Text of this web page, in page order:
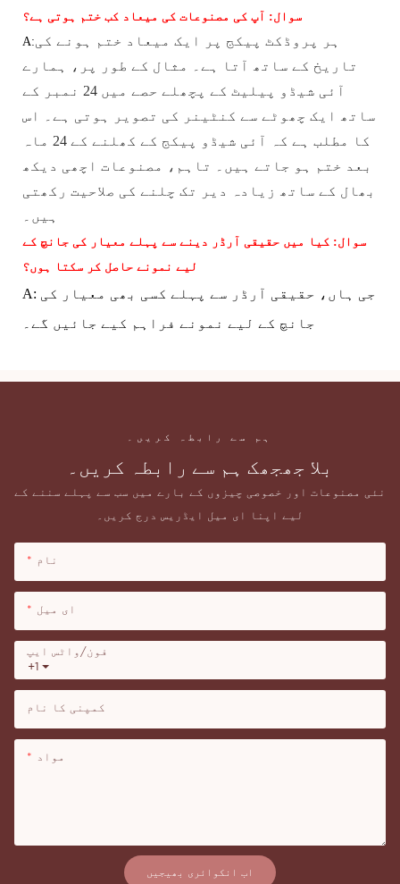
سوال: آپ کی مصنوعات کی میعاد کب ختم ہوتی ہے؟
A:ہر پروڈکٹ پیکج پر ایک میعاد ختم ہونے کی
تاریخ کے ساتھ آتا ہے۔ مثال کے طور پر، ہمارے
آئی شیڈو پیلیٹ کے پچھلے حصے میں 24 نمبر کے
ساتھ ایک چھوٹے سے کنٹینر کی تصویر ہوتی ہے۔ اس
کا مطلب ہے کہ آئی شیڈو پیکج کے کھلنے کے 24 ماہ
بعد ختم ہو جاتے ہیں۔ تاہم، مصنوعات اچھی دیکھ
بھال کے ساتھ زیادہ دیر تک چلنے کی صلاحیت رکھتی
ہیں۔
سوال: کیا میں حقیقی آرڈر دینے سے پہلے معیار کی جانچ کے
لیے نمونے حاصل کر سکتا ہوں؟
A: جی ہاں، حقیقی آرڈر سے پہلے کسی بھی معیار کی
جانچ کے لیے نمونے فراہم کیے جائیں گے۔
ہم سے رابطہ کریں۔
بلا جھجھک ہم سے رابطہ کریں۔
نئی مصنوعات اور خصوصی چیزوں کے بارے میں سب سے پہلے سننے کے
لیے اپنا ای میل ایڈریس درج کریں۔
نام
ای میل
+1
فون/واٹس ایپ
کمپنی کا نام
مواد
اب انکوائری بھیجیں